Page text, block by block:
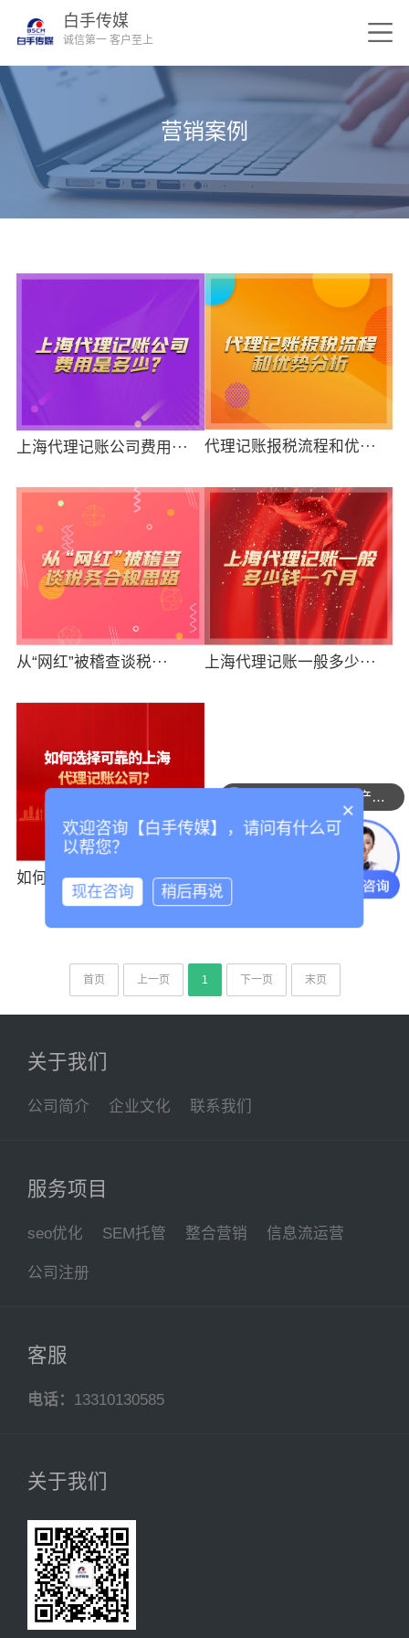
白手传媒
诚信第一 客户至上
营销案例
上海代理记账公司费用··· 代理记账报税流程和优···
从“网红”被稽查谈税··· 上海代理记账一般多少···
如何选择可靠的上海代···
首页 上一页 1 下一页 末页
关于我们
公司简介 企业文化 联系我们
服务项目
seo优化 SEM托管 整合营销 信息流运营
公司注册
客服
电话： 13310130585
关于我们
可以介绍下你们的产品么
×
欢迎咨询【白手传媒】，请问有什么可
以帮您？
现在咨询 稍后再说